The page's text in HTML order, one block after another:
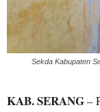
Sekda Kabupaten
KAB. SERANG–